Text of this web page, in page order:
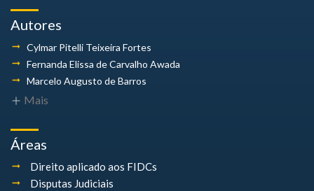
Autores
Cylmar Pitelli Teixeira Fortes
Fernanda Elissa de Carvalho Awada
Marcelo Augusto de Barros
Mais
Áreas
Direito aplicado aos FIDCs
Disputas Judiciais